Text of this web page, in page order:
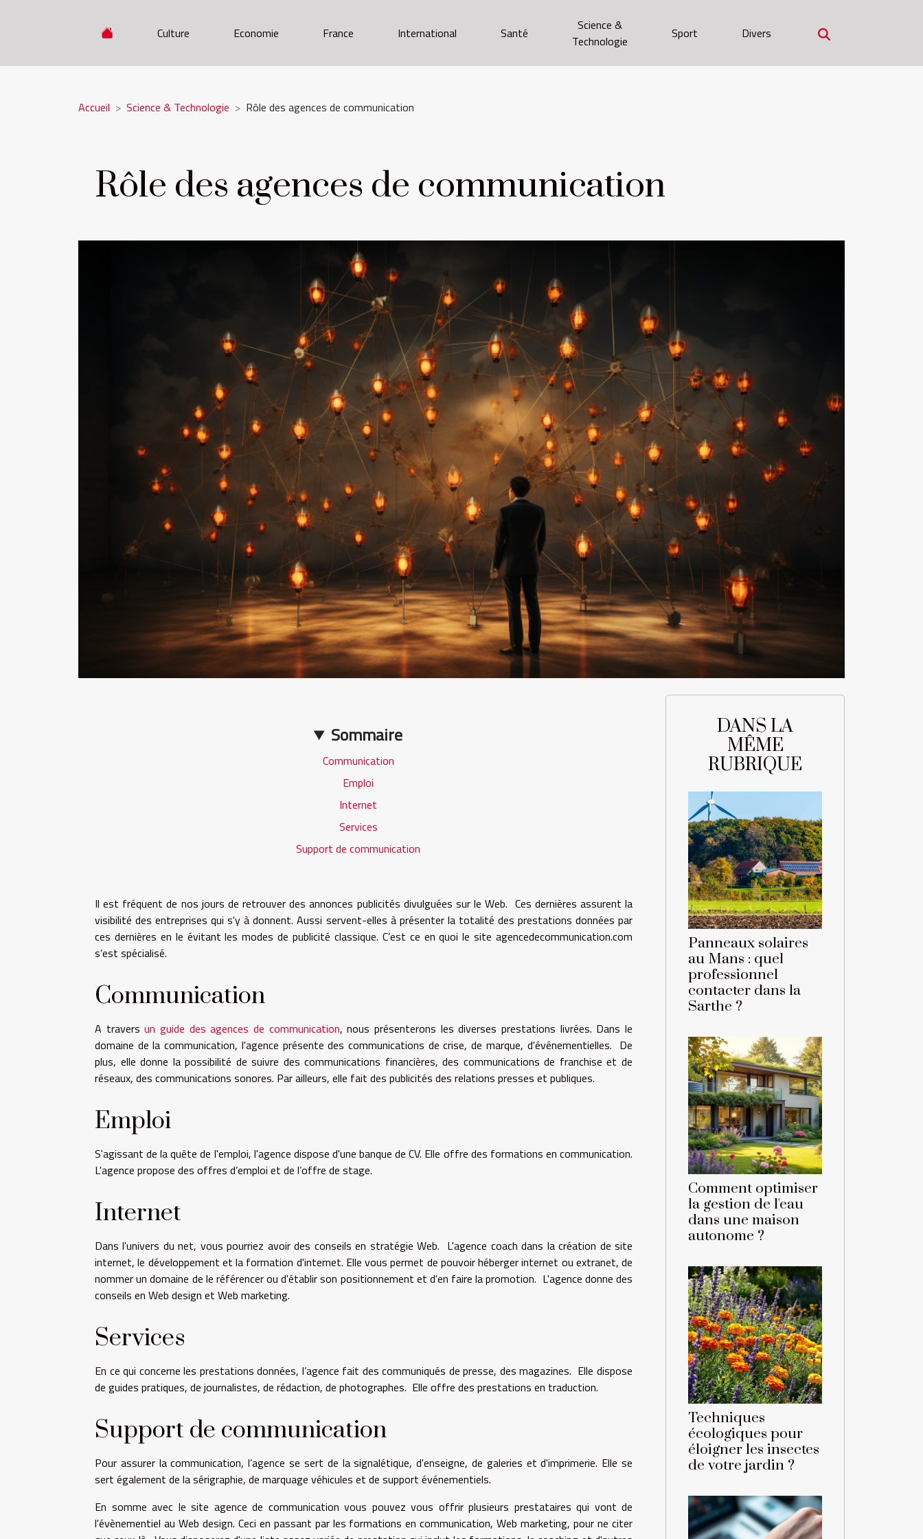
Culture Economie France International Santé
Science &
Technologie
Sport Divers
Accueil Science & Technologie Rôle des agences de communication
Rôle des agences de communication
Sommaire
Communication
Emploi
Internet
Services
Support de communication
Il est fréquent de nos jours de retrouver des annonces publicités divulguées sur le Web. Ces dernières assurent la
visibilité des entreprises qui s'y à donnent. Aussi servent-elles à présenter la totalité des prestations données par
ces dernières en le évitant les modes de publicité classique. C’est ce en quoi le site agencedecommunication.com
s’est spécialisé.
Communication
A traversun guide des agences de communication, nous présenterons les diverses prestations livrées. Dans le
domaine de la communication, l'agence présente des communications de crise, de marque, d'événementielles. De
plus, elle donne la possibilité de suivre des communications financières, des communications de franchise et de
réseaux, des communications sonores. Par ailleurs, elle fait des publicités des relations presses et publiques.
Emploi
S'agissant de la quête de l'emploi, l'agence dispose d'une banque de CV. Elle offre des formations en communication.
L'agence propose des offres d’emploi et de l’offre de stage.
Internet
Dans l'univers du net, vous pourriez avoir des conseils en stratégie Web. L'agence coach dans la création de site
internet, le développement et la formation d'internet. Elle vous permet de pouvoir héberger internet ou extranet, de
nommer un domaine de le référencer ou d'établir son positionnement et d'en faire la promotion. L'agence donne des
conseils en Web design et Web marketing.
Services
En ce qui concerne les prestations données, l’agence fait des communiqués de presse, des magazines. Elle dispose
de guides pratiques, de journalistes, de rédaction, de photographes. Elle offre des prestations en traduction.
Support de communication
Pour assurer la communication, l’agence se sert de la signalétique, d'enseigne, de galeries et d'imprimerie. Elle se
sert également de la sérigraphie, de marquage véhicules et de support événementiels.
En somme avec le site agence de communication vous pouvez vous offrir plusieurs prestataires qui vont de
l'évènementiel au Web design. Ceci en passant par les formations en communication, Web marketing, pour ne citer
DANS LA
MÊME
RUBRIQUE
Panneaux solaires
au Mans : quel
professionnel
contacter dans la
Sarthe ?
Comment optimiser
la gestion de l'eau
dans une maison
autonome ?
Techniques
écologiques pour
éloigner les insectes
de votre jardin ?